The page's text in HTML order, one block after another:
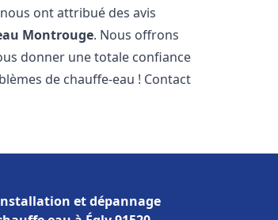
ont attribué des avis
Montrouge. Nous offrons
donner une totale confiance
de chauffe-eau ! Contact
et dépannage